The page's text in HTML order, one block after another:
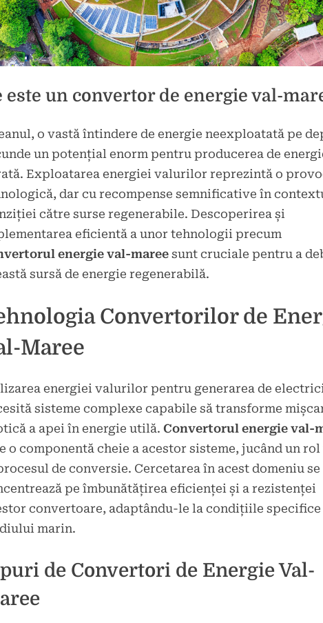
este un convertor de energie val-
o vastă întindere de energie neexploatată pe
un potențial enorm pentru producerea de
Exploatarea energiei valurilor reprezintă o
dar cu recompense semnificative în
către surse regenerabile. Descoperirea și
eficientă a unor tehnologii precum
energie val-maree sunt cruciale pentru a
sursă de energie regenerabilă.
Convertorilor de
Maree
energiei valurilor pentru generarea de
sisteme complexe capabile să transforme
a apei în energie utilă. Convertorul energie val-
o componentă cheie a acestor sisteme, jucând un
de conversie. Cercetarea în acest domeniu se
pe îmbunătățirea eficienței și a rezistenței
convertoare, adaptându-le la condițiile specifice
marin.
de Convertori de Energie Val-